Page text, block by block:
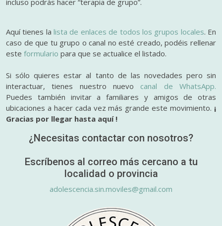
Aquí tienes lalista de enlaces de todos los grupos locales. En
caso de que tu grupo o canal no esté creado, podéis rellenar
este formulario para que se actualice el listado.
Si sólo quieres estar al tanto de las novedades pero sin
interactuar, tienes nuestro nuevo canal de WhatsApp.
Puedes también invitar a familiares y amigos de otras
ubicaciones a hacer cada vez más grande este movimiento. ¡
Gracias por llegar hasta aquí !
¿Necesitas contactar con nosotros?
Escríbenos al correo más cercano a tu
localidad o provincia
adolescencia.sin.moviles@gmail.com